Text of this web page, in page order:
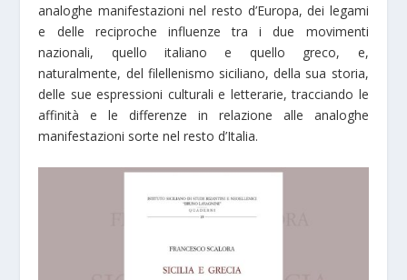
analoghe manifestazioni nel resto d’Europa, dei legami
e delle reciproche influenze tra i due movimenti
nazionali, quello italiano e quello greco, e,
naturalmente, del filellenismo siciliano, della sua storia,
delle sue espressioni culturali e letterarie, tracciando le
affinità e le differenze in relazione alle analoghe
manifestazioni sorte nel resto d’Italia.